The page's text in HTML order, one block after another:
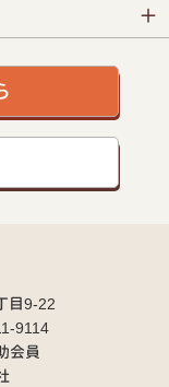
目9-22
9114
会員